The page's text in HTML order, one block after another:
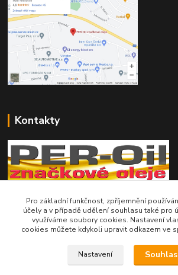
Kontakty
Telefon pro technické dotazy: 775 113 255
Telefon do našeho obchodu : 774 993 479
Pro základní funkčnost, zpříjemnění
účely a v případě udělení souhlasu také pro
využíváme soubory cookies. Nastavení
cookies můžete kdykoli upravit odkazem ve
Nastavení